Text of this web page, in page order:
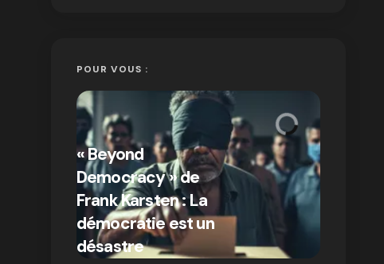
POUR VOUS :
« Beyond
Democracy » de
Frank Karsten : La
démocratie est un
désastre
on 03/10/2024